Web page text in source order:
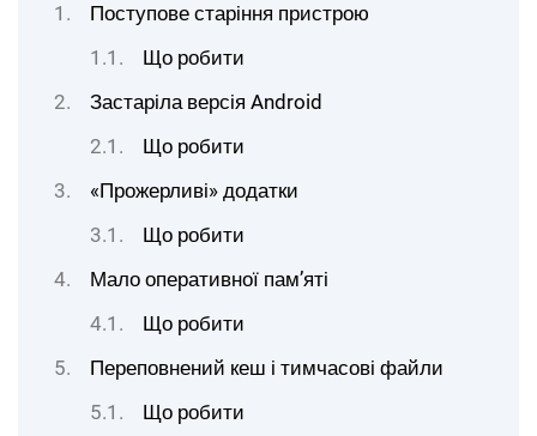
Поступове старіння пристрою
Що робити
Застаріла версія Android
Що робити
«Прожерливі» додатки
Що робити
Мало оперативної памʼяті
Що робити
Переповнений кеш і тимчасові файли
Що робити